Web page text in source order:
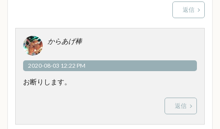
返信
からあげ棒
2020-08-03 12:22 PM
お断りします。
返信